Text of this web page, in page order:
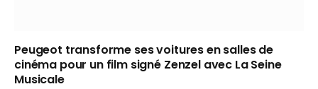
Peugeot transforme ses voitures en salles de
cinéma pour un film signé Zenzel avec La Seine
Musicale